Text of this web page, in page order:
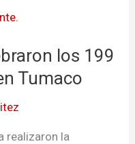
los 199
Tumaco
realizaron la